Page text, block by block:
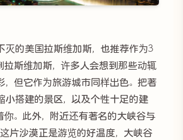
灭的美国拉斯维加斯，也推荐作为3
拉斯维加斯，许多人会想到那些动辄
，但它作为旅游城市同样出色。把著
小搭建的景区，以及个性十足的建
你。此外，附近还有著名的大峡谷与
片沙漠正是游览的好温度，大峡谷